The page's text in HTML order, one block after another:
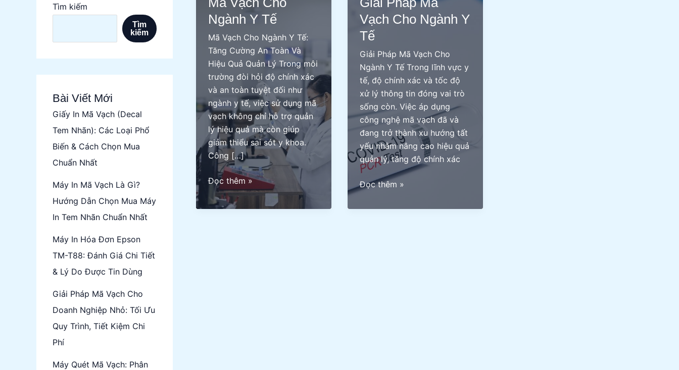
Tìm kiếm
Tìm
kiếm
Bài Viết Mới
Giấy In Mã Vạch (Decal
Tem Nhãn): Các Loại Phổ
Biến & Cách Chọn Mua
Chuẩn Nhất
Máy In Mã Vạch Là Gì?
Hướng Dẫn Chọn Mua Máy
In Tem Nhãn Chuẩn Nhất
Máy In Hóa Đơn Epson
TM-T88: Đánh Giá Chi Tiết
& Lý Do Được Tin Dùng
Giải Pháp Mã Vạch Cho
Doanh Nghiệp Nhỏ: Tối Ưu
Quy Trình, Tiết Kiệm Chi
Phí
Máy Quét Mã Vạch: Phân
Ngành Y Tế
Mã Vạch Cho Ngành Y Tế:
Tăng Cường An Toàn Và
Hiệu Quả Quản Lý Trong môi
trường đòi hỏi độ chính xác
và an toàn tuyệt đối như
ngành y tế, việc sử dụng mã
vạch không chỉ hỗ trợ quản
lý hiệu quả mà còn giúp
giảm thiểu sai sót y khoa.
Công […]
Mã
Vạch
Cho
Đọc thêm »
Vạch Cho Ngành Y
Tế
Giải Pháp Mã Vạch Cho
Ngành Y Tế Trong lĩnh vực y
tế, độ chính xác và tốc độ
xử lý thông tin đóng vai trò
sống còn. Việc áp dụng
công nghệ mã vạch đã và
đang trở thành xu hướng tất
yếu nhằm nâng cao hiệu quả
quản lý, tăng độ chính xác
Giải
Mã
Đọc thêm »